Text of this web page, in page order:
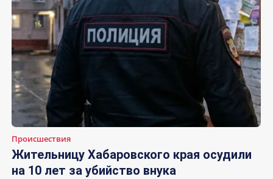
Происшествия
Жительницу Хабаровского края осудили
на 10 лет за убийство внука